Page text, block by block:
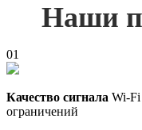
Наши
01
Качество сигнала Wi-Fi
ограничений